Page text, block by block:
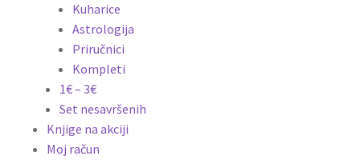
Kuharice
Astrologija
Priručnici
Kompleti
1€ – 3€
Set nesavršenih
Knjige na akciji
Moj račun